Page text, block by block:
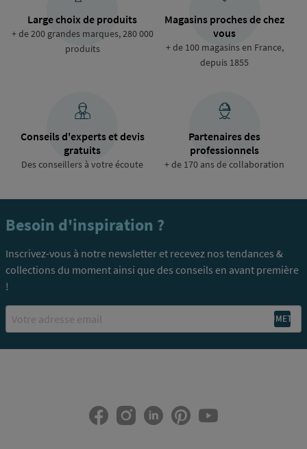
Large choix de produits
+ de 200 grandes marques, 280 000
produits
Magasins proches de chez
vous
+ de 100 magasins en France,
depuis 1855
Conseils d'experts et devis
gratuits
Des conseillers à votre écoute
Partenaires des
professionnels
+ de 170 ans de collaboration
Besoin d'inspiration ?
Inscrivez-vous à notre newsletter et recevez nos tendances &
collections du moment ainsi que des conseils en avant première
!